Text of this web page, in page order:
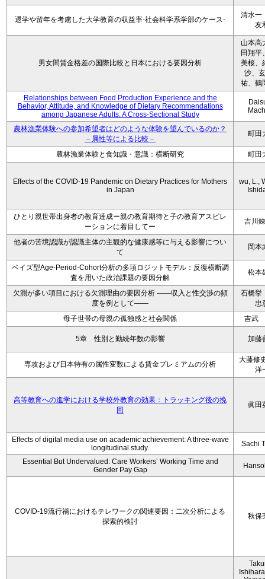
退学や留年を考慮した大学教育の収益率-社会科学系学部のケース-
清水一
友
男女間賃金格差の国際比較と日本における要因分析
山本高
田翔平
美桜、
沙、
祐、鶴
Relationships between Food Production Experience and the
Behavior, Attitude, and Knowledge of Dietary Recommendations
among Japanese Adults: A Cross-Sectional Study
農林漁業体験への参加希望者はどのような体験を望んでいるのか？
－属性等による比較－
町田
農林漁業体験と食知識・意識：横断研究 町田
Effects of the COVID-19 Pandemic on Dietary Practices for Mothers
in Japan
wu, L.,
ひとり親世帯出身者の教育達成ー親の教育期待と子の教育アスピレ
ーションに着目してー
吉川
他者の苦境認識が認識主体の主観的な健康感等に与える影響につい
て
岡本
ベイズ型Age-Period-Cohort分析の多項ロジットモデル：反復横断調
査を用いた政治課題の要因分解
松本
欠測が多い項目における欠測理由の要因分析 ——収入と性交渉の頻
度を例として——
石橋挙
忠
母子世帯の母親の孤独感と社会関係
吉武
5章 性別と勤続年数の影響 加藤
専攻および日本特有の属性変数による賃金プレミアムの分析
大藤修
洋
高等教育への進学における学校外教育の効果：トラッキング後の挽
回
眞田
Effects of digital media use on academic achievement: A three-wave
longitudinal study.
Sachi
Essential But Undervalued: Care Workers’ Working Time and
Gender Pay Gap
COVID-19流行禍におけるテレワークの関連要因：二次分析による
探索的検討
秋保